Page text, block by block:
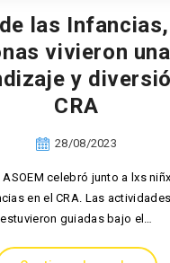
las
vivieron
y
CRA
28/08/2023
ASOEM celebró junto a lxs
en el CRA. Las
estuvieron guiadas bajo el…